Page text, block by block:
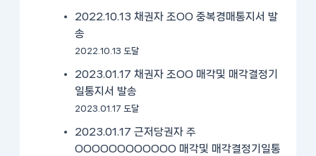
2022.10.13 채권자 조OO 중복경매통지서 발
송
2022.10.13 도달
2023.01.17 채권자 조OO 매각및 매각결정기
일통지서 발송
2023.01.17 도달
2023.01.17 근저당권자 주
OOOOOOOOOOOO 매각및 매각결정기일통